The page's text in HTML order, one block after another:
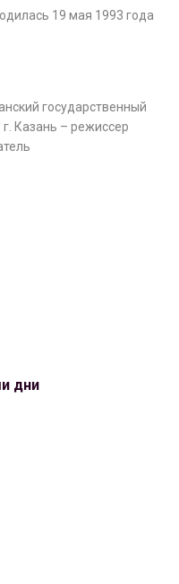
19 мая 1993 года
государственный
г. Казань – режиссер
дни